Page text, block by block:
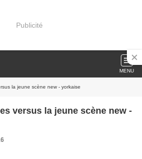
Publicité
MENU
la jeune scène new - yorkaise
versus la jeune scène new -